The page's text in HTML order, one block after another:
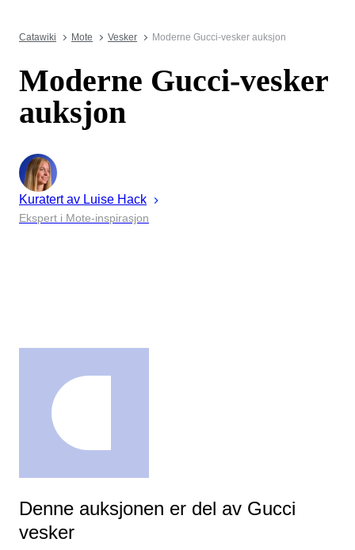
Catawiki Mote Vesker Moderne Gucci-vesker auksjon
Moderne Gucci-vesker
auksjon
Kuratert av Luise Hack
Ekspert i Mote-inspirasjon
Denne auksjonen er del av Gucci
vesker